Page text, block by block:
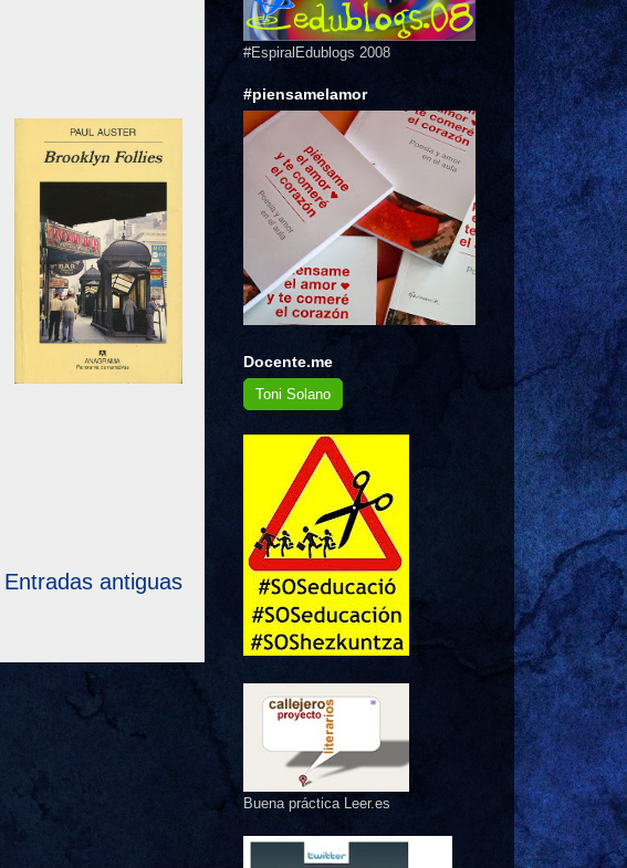
Entradas antiguas
#EspiralEdublogs 2008
#piensamelamor
Docente.me
Toni Solano
Buena práctica Leer.es